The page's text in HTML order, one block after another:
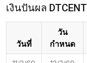
เงินปันผล DTCENT
วันที่
วัน
กำหนด